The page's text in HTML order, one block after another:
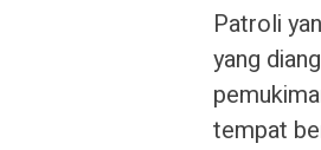
Patroli
yang
tempat